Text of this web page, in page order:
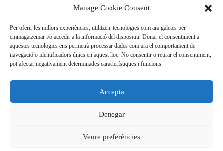
Manage Cookie Consent
Per oferir les millors experiències, utilitzem tecnologies com ara galetes per
emmagatzemar i/o accedir a la informació del dispositiu. Donar el consentiment a
aquestes tecnologies ens permetrà processar dades com ara el comportament de
navegació o identificadors únics en aquest lloc. No consentir o retirar el consentiment,
pot afectar negativament determinades característiques i funcions.
Accepta
Denegar
Veure preferències
Descripció